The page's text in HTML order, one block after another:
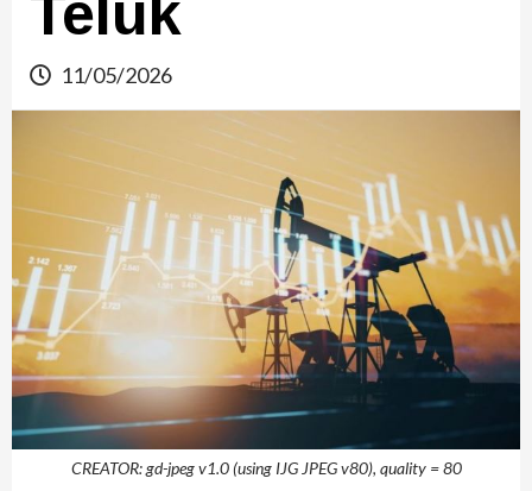
Teluk
11/05/2026
CREATOR: gd-jpeg v1.0 (using IJG JPEG v80), quality = 80